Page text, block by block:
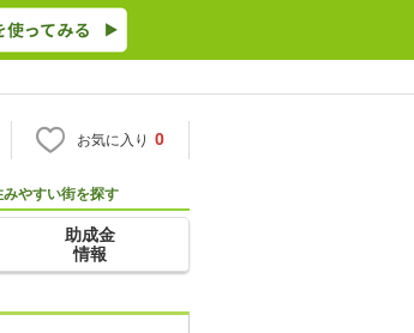
お気に入り 0
みやすい街を探す
助成金
情報